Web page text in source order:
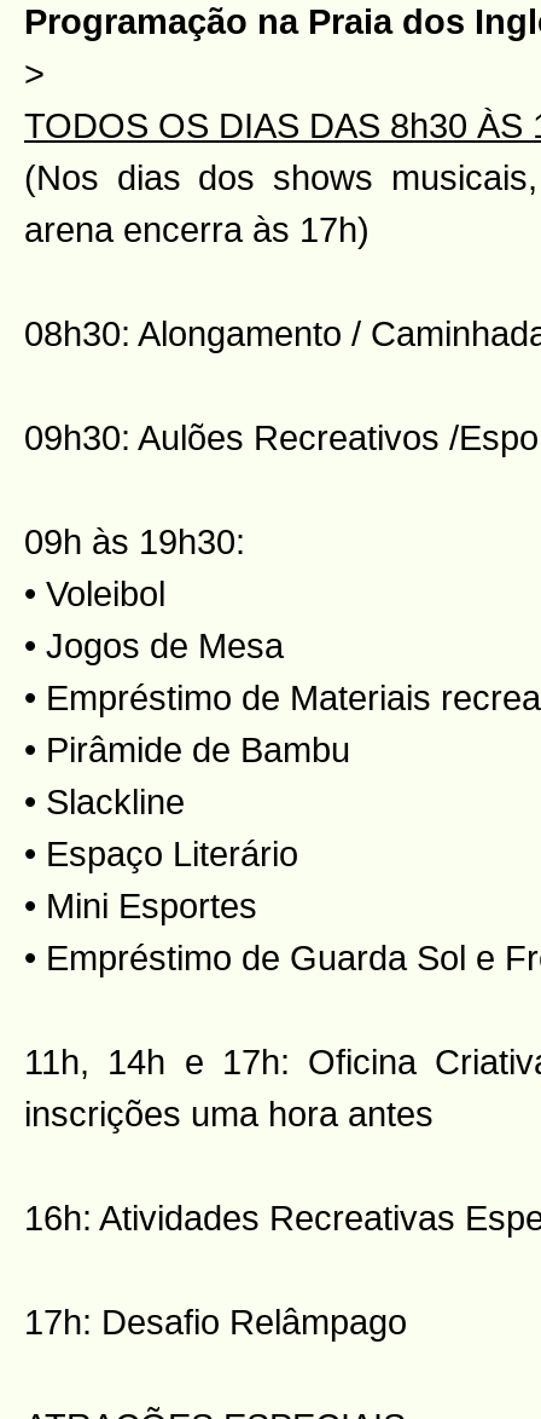
Programação na Praia dos
>
TODOS OS DIAS DAS 8h30 ÀS
(Nos dias dos shows
arena encerra às 17h)
08h30: Alongamento /
09h30: Aulões Recreativos /
09h às 19h30:
• Voleibol
• Jogos de Mesa
• Empréstimo de Materiais
• Pirâmide de Bambu
• Slackline
• Espaço Literário
• Mini Esportes
• Empréstimo de Guarda Sol e
11h, 14h e 17h: Oficina
inscrições uma hora antes
16h: Atividades Recreativas
17h: Desafio Relâmpago